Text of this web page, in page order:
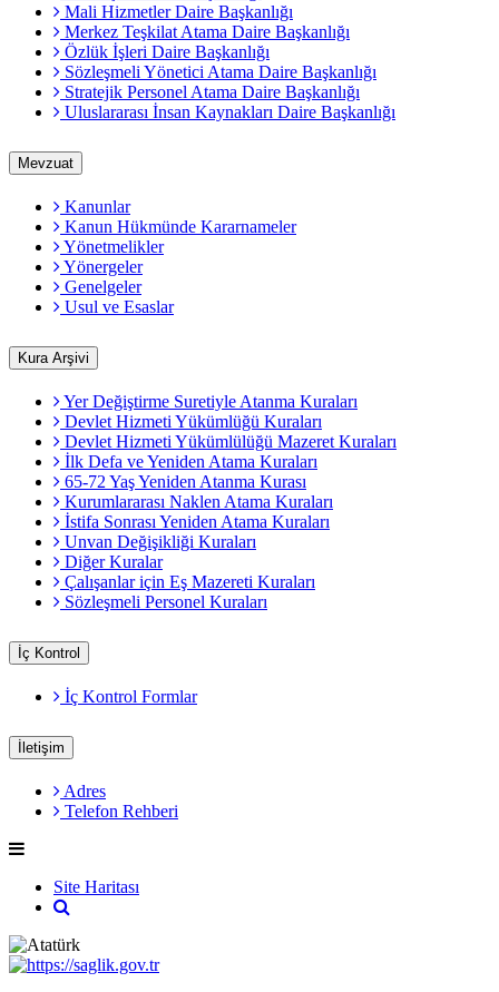
Mali Hizmetler Daire Başkanlığı
Merkez Teşkilat Atama Daire Başkanlığı
Özlük İşleri Daire Başkanlığı
Sözleşmeli Yönetici Atama Daire Başkanlığı
Stratejik Personel Atama Daire Başkanlığı
Uluslararası İnsan Kaynakları Daire Başkanlığı
Mevzuat
Kanunlar
Kanun Hükmünde Kararnameler
Yönetmelikler
Yönergeler
Genelgeler
Usul ve Esaslar
Kura Arşivi
Yer Değiştirme Suretiyle Atanma Kuraları
Devlet Hizmeti Yükümlüğü Kuraları
Devlet Hizmeti Yükümlülüğü Mazeret Kuraları
İlk Defa ve Yeniden Atama Kuraları
65-72 Yaş Yeniden Atanma Kurası
Kurumlararası Naklen Atama Kuraları
İstifa Sonrası Yeniden Atama Kuraları
Unvan Değişikliği Kuraları
Diğer Kuralar
Çalışanlar için Eş Mazereti Kuraları
Sözleşmeli Personel Kuraları
İç Kontrol
İç Kontrol Formlar
İletişim
Adres
Telefon Rehberi
Site Haritası